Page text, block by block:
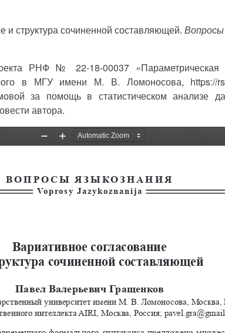
структура сочиненной составляющей. Вопросы
РНФ № 22-18-00037 «Параметрическая
в МГУ имени М. В. Ломоносова, https://
за помощь в статистическом анализе
автора.